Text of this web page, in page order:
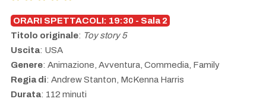
ORARI SPETTACOLI: 19:30 - Sala 2
Titolo originale: Toy story 5
Uscita: USA
Genere: Animazione, Avventura, Commedia, Family
Regia di: Andrew Stanton, McKenna Harris
Durata: 112 minuti